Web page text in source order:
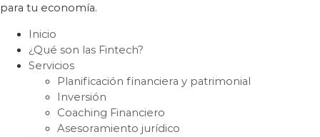
para tu economía.
Inicio
¿Qué son las Fintech?
Servicios
Planificación financiera y patrimonial
Inversión
Coaching Financiero
Asesoramiento jurídico